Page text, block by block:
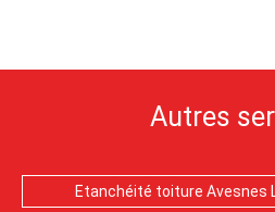
Autres
Etanchéité toiture Avesnes